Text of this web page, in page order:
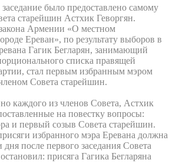
было предоставлено самому
старейшин Астхик Геворгян.
Армении «О местном
Ереван», по результату выборов в
Гагик Бегларян, занимающий
списка правящей
стал первым избранным мэром
Совета старейшин.
каждого из членов Совета, Астхик
на повестку вопросы:
и первый созыв Совета старейшин.
избранного мэра Еревана должна
дня после первого заседания Совета
присяга Гагика Бегларяна